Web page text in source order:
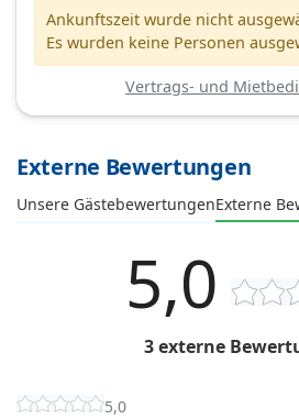
Ankunftszeit wurde nicht
Es wurden keine Personen
Vertrags- und
Externe Bewertungen
Unsere GästebewertungenExterne
5,0
3 externe
5,0